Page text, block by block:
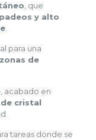
, que
y alto
.
para una
de
, acabado en
cristal
tareas donde se